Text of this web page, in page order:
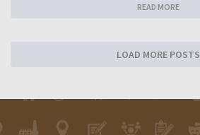
READ MORE
LOAD MORE POSTS